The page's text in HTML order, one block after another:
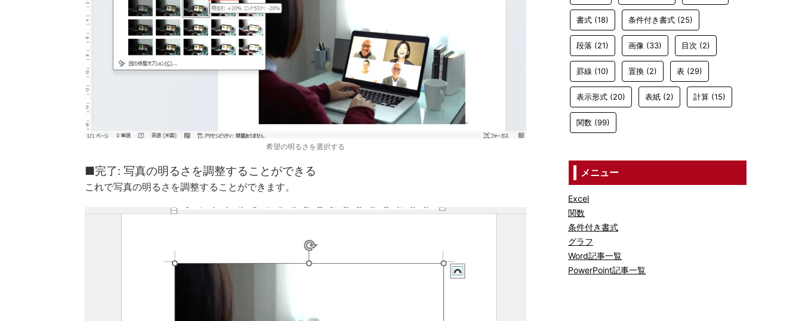
希望の明るさを選択する
■完了: 写真の明るさを調整することができる
これで写真の明るさを調整することができます。
書式 (18) 条件付き書式 (25)
段落 (21) 画像 (33) 目次 (2)
罫線 (10) 置換 (2) 表 (29)
表示形式 (20) 表紙 (2) 計算 (15)
関数 (99)
メニュー
Excel
関数
条件付き書式
グラフ
Word記事一覧
PowerPoint記事一覧